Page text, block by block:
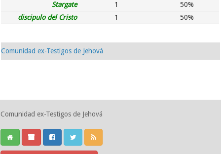
Stargate
1
50%
discipulo del Cristo
1 50%
Comunidad ex-Testigos de Jehová
Comunidad ex-Testigos de Jehová